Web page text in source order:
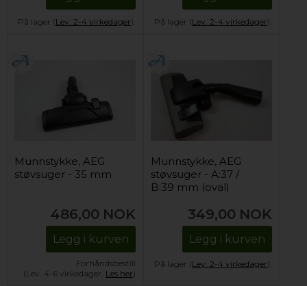
På lager (Lev. 2-4 virkedager). På lager (Lev. 2-4 virkedager).
Munnstykke, AEG
støvsuger - 35 mm
486,00 NOK
Legg i kurven
Forhåndsbestill
(Lev. 4-6 virkedager. Les her)
Munnstykke, AEG
støvsuger - A:37 /
B:39 mm (oval)
349,00 NOK
Legg i kurven
På lager (Lev. 2-4 virkedager).